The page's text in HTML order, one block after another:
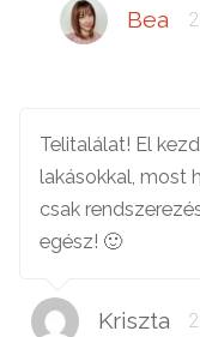
Bea
Telitalálat! El
lakásokkal, most
csak
egész! 🙂
Kriszta